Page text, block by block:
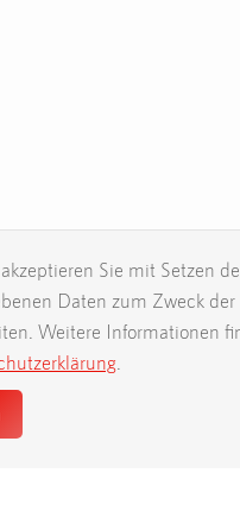
Sie mit Setzen
Daten zum Zweck
Weitere Informationen